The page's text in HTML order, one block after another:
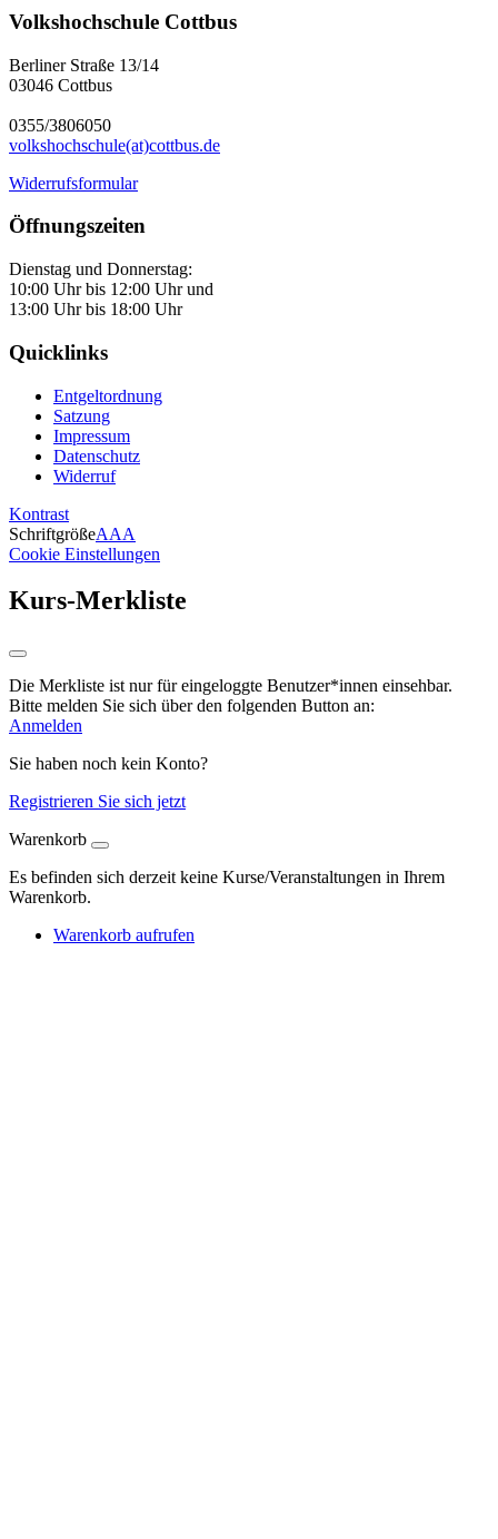
Volkshochschule Cottbus
Berliner Straße 13/14
03046 Cottbus
0355/3806050
volkshochschule(at)cottbus.de
Widerrufsformular
Öffnungszeiten
Dienstag und Donnerstag:
10:00 Uhr bis 12:00 Uhr und
13:00 Uhr bis 18:00 Uhr
Quicklinks
Entgeltordnung
Satzung
Impressum
Datenschutz
Widerruf
Kontrast
SchriftgrößeAAA
Cookie Einstellungen
Kurs-Merkliste
Die Merkliste ist nur für eingeloggte Benutzer*innen einsehbar.
Bitte melden Sie sich über den folgenden Button an:
Anmelden
Sie haben noch kein Konto?
Registrieren Sie sich jetzt
Warenkorb
Es befinden sich derzeit keine Kurse/Veranstaltungen in Ihrem
Warenkorb.
Warenkorb aufrufen